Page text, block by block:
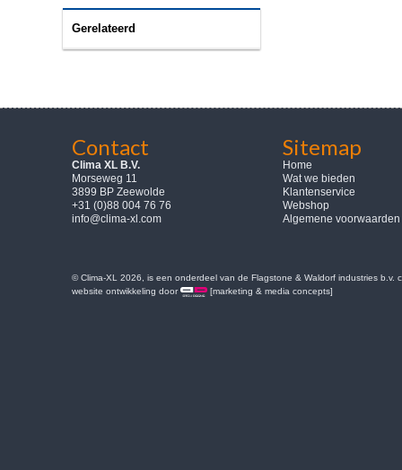
Gerelateerd
Contact
Clima XL B.V.
Morseweg 11
3899 BP Zeewolde
+31 (0)88 004 76 76
info@clima-xl.com
Sitemap
Home
Wat we bieden
Klantenservice
Webshop
Algemene voorwaarden
© Clima-XL 2026, is een onderdeel van de Flagstone & Waldorf industries b.v.
website ontwikkeling door
[marketing & media concepts]